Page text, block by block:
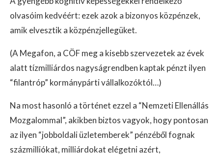
olvasóim kedvéért: ezek azok a bizonyos közpénzek,
amik elvesztik a közpénzjellegüket.
(A Megafon, a CÖF meg a kisebb szervezetek az évek
alatt tízmilliárdos nagyságrendben kaptak pénzt ilyen
“filantróp” kormánypárti vállalkozóktól…)
Na most hasonló a történet ezzel a “Nemzeti Ellenállás
Mozgalommal”, akikben biztos vagyok, hogy pontosan
az ilyen “jobboldali üzletemberek” pénzéből fognak
százmilliókat, milliárdokat elégetni azért,